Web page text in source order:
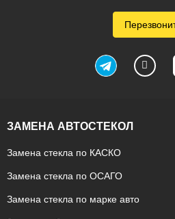
ЗАМЕНА АВТОСТЕКОЛ
Замена стекла по КАСКО
Замена стекла по ОСАГО
Замена стекла по марке авто